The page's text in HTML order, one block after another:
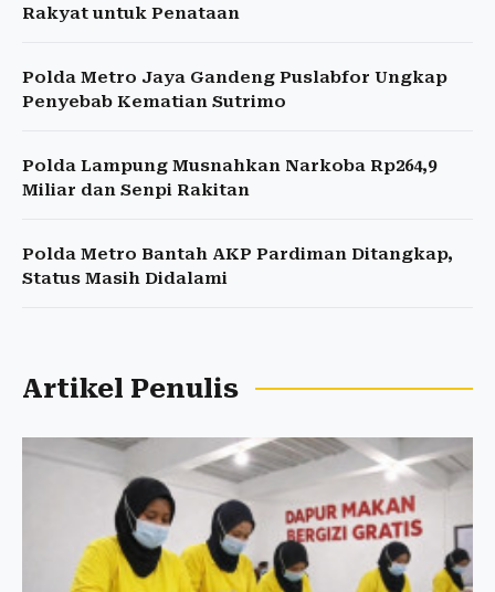
Rakyat untuk Penataan
Polda Metro Jaya Gandeng Puslabfor Ungkap
Penyebab Kematian Sutrimo
Polda Lampung Musnahkan Narkoba Rp264,9
Miliar dan Senpi Rakitan
Polda Metro Bantah AKP Pardiman Ditangkap,
Status Masih Didalami
Artikel Penulis